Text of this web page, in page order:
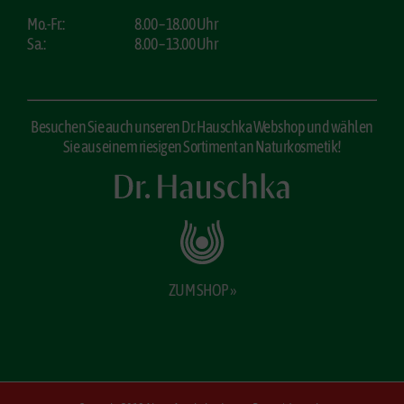
Mo.-Fr.:
8.00 – 18.00 Uhr
Sa.:
8.00 – 13.00 Uhr
Besuchen Sie auch unseren Dr. Hauschka Webshop und wählen
Sie aus einem riesigen Sortiment an Naturkosmetik!
ZUM SHOP »